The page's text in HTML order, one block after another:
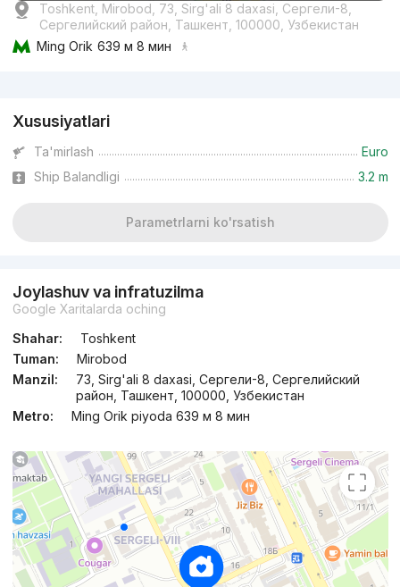
Toshkent, Mirobod, 73, Sirg'ali 8 daxasi, Сергели-8,
Сергелийский район, Ташкент, 100000, Узбекистан
Ming Orik 639 м 8 мин
Xususiyatlari
Ta'mirlash
Euro
Ship Balandligi
3.2 m
Parametrlarni ko'rsatish
Joylashuv va infratuzilma
Google Xaritalarda oching
Shahar:
Toshkent
Tuman:
Mirobod
Manzil:
73, Sirg'ali 8 daxasi, Сергели-8, Сергелийский
район, Ташкент, 100000, Узбекистан
Metro:
Ming Orik piyoda 639 м 8 мин